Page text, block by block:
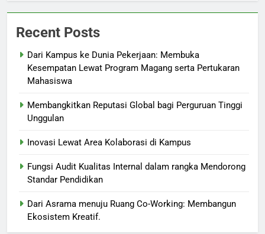
Recent Posts
Dari Kampus ke Dunia Pekerjaan: Membuka
Kesempatan Lewat Program Magang serta Pertukaran
Mahasiswa
Membangkitkan Reputasi Global bagi Perguruan Tinggi
Unggulan
Inovasi Lewat Area Kolaborasi di Kampus
Fungsi Audit Kualitas Internal dalam rangka Mendorong
Standar Pendidikan
Dari Asrama menuju Ruang Co-Working: Membangun
Ekosistem Kreatif.